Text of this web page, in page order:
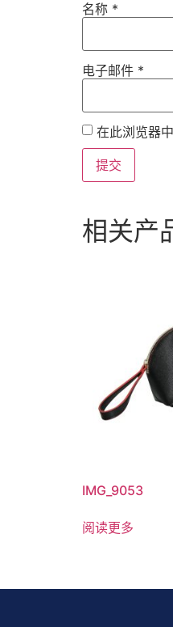
名称 *
电子邮件 *
在此浏览器
相关产
IMG_9053
阅读更多